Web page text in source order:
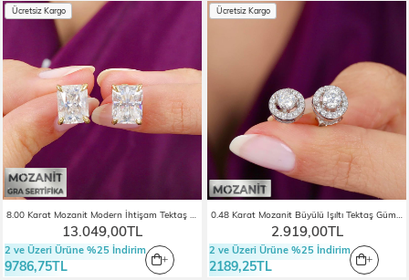
8.00 Karat Mozanit Modern İhtişam Tektaş Gold Renk Gümüş Küpe
13.049,00TL
Ücretsiz Kargo
2 ve Üzeri Ürüne %25 İndirim
9786,75TL
0.48 Karat Mozanit Büyülü Işıltı Tektaş Gümüş Küpe
2.919,00TL
Ücretsiz Kargo
2 ve Üzeri Ürüne %25 İndirim
2189,25TL